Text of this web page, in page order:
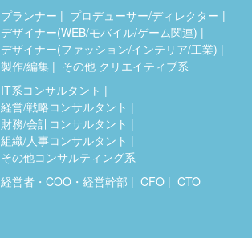
プランナー
プロデューサー/ディレクター
デザイナー(WEB/モバイル/ゲーム関連)
デザイナー(ファッション/インテリア/工業)
製作/編集
その他 クリエイティブ系
IT系コンサルタント
経営/戦略コンサルタント
財務/会計コンサルタント
組織/人事コンサルタント
その他コンサルティング系
経営者・COO・経営幹部 CFO
CTO